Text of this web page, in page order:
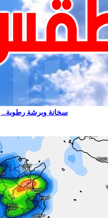
سخانة وبرشة رطوبة..